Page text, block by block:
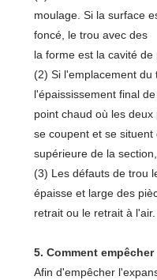
moulage. Si la surface
foncé, le trou avec des
la forme est la cavité de
(2) Si l'emplacement
l'épaississement final
point chaud où les deux
se coupent et se
supérieure de la
(3) Les défauts de trou
épaisse et large des
retrait ou le retrait à l'air.
5. Comment
Afin d'empêcher